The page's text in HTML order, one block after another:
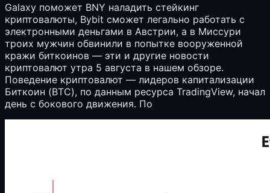
Galaxy поможет BNY наладить стейкинг
криптовалюты, Bybit сможет легально работать с
электронными деньгами в Австрии, а в Миссури
троих мужчин обвинили в попытке вооруженной
кражи биткоинов — эти и другие новости
криптовалют утра 5 августа в нашем обзоре.
Поведение криптовалют — лидеров капитализации
Биткоин (BTC), по данным ресурса TradingView, начал
день с бокового движения. По